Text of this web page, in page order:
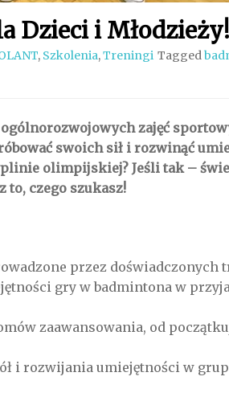
Dzieci i Młodzieży!
, Szkolenia,Treningi Tagged
zajęć
swoich sił i rozwinąć
olimpijskiej? Jeśli tak –
to, czego szukasz!
przez doświadczonych
gry w badmintona w
zaawansowania, od
i rozwijania umiejętności w